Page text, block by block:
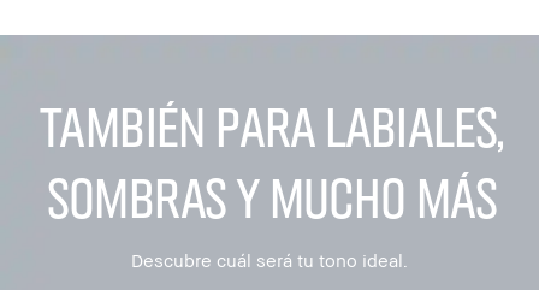
TAMBIÉN PARA LABIALES,
SOMBRAS Y MUCHO MÁS
Descubre cuál será tu tono ideal.